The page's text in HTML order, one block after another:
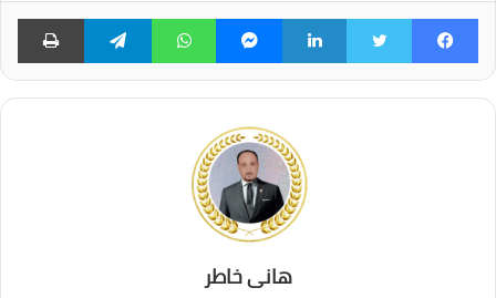
فيسبوك لينكدإن ماسنجر واتساب تيلقرام
هانى خاطر